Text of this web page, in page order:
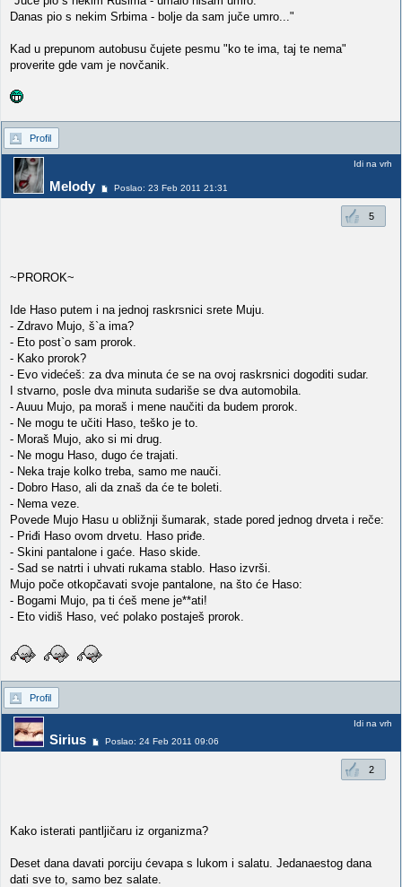
Danas pio s nekim Srbima - bolje da sam juče umro..."
Kad u prepunom autobusu čujete pesmu "ko te ima, taj te nema"
proverite gde vam je novčanik.
Profil
Melody Poslao: 23 Feb 2011 21:31
Idi na vrh
5
~PROROK~
Ide Haso putem i na jednoj raskrsnici srete Muju.
- Zdravo Mujo, š`a ima?
- Eto post`o sam prorok.
- Kako prorok?
- Evo videćeš: za dva minuta će se na ovoj raskrsnici dogoditi sudar.
I stvarno, posle dva minuta sudariše se dva automobila.
- Auuu Mujo, pa moraš i mene naučiti da budem prorok.
- Ne mogu te učiti Haso, teško je to.
- Moraš Mujo, ako si mi drug.
- Ne mogu Haso, dugo će trajati.
- Neka traje kolko treba, samo me nauči.
- Dobro Haso, ali da znaš da će te boleti.
- Nema veze.
Povede Mujo Hasu u obližnji šumarak, stade pored jednog drveta i reče:
- Priđi Haso ovom drvetu. Haso priđe.
- Skini pantalone i gaće. Haso skide.
- Sad se natrti i uhvati rukama stablo. Haso izvrši.
Mujo poče otkopčavati svoje pantalone, na što će Haso:
- Bogami Mujo, pa ti ćeš mene je**ati!
- Eto vidiš Haso, već polako postaješ prorok.
Profil
Sirius Poslao: 24 Feb 2011 09:06
Idi na vrh
2
Kako isterati pantljičaru iz organizma?
Deset dana davati porciju ćevapa s lukom i salatu. Jedanaestog dana
dati sve to, samo bez salate.